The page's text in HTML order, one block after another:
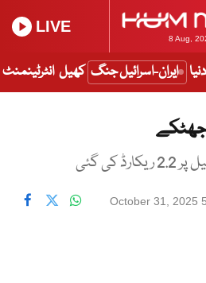
8 Aug,
LIVE
دنیا ایران-اسرائیل جنگ کھیل انٹرٹینمنٹ
جھٹکے
کی گئی
October 31, 2025